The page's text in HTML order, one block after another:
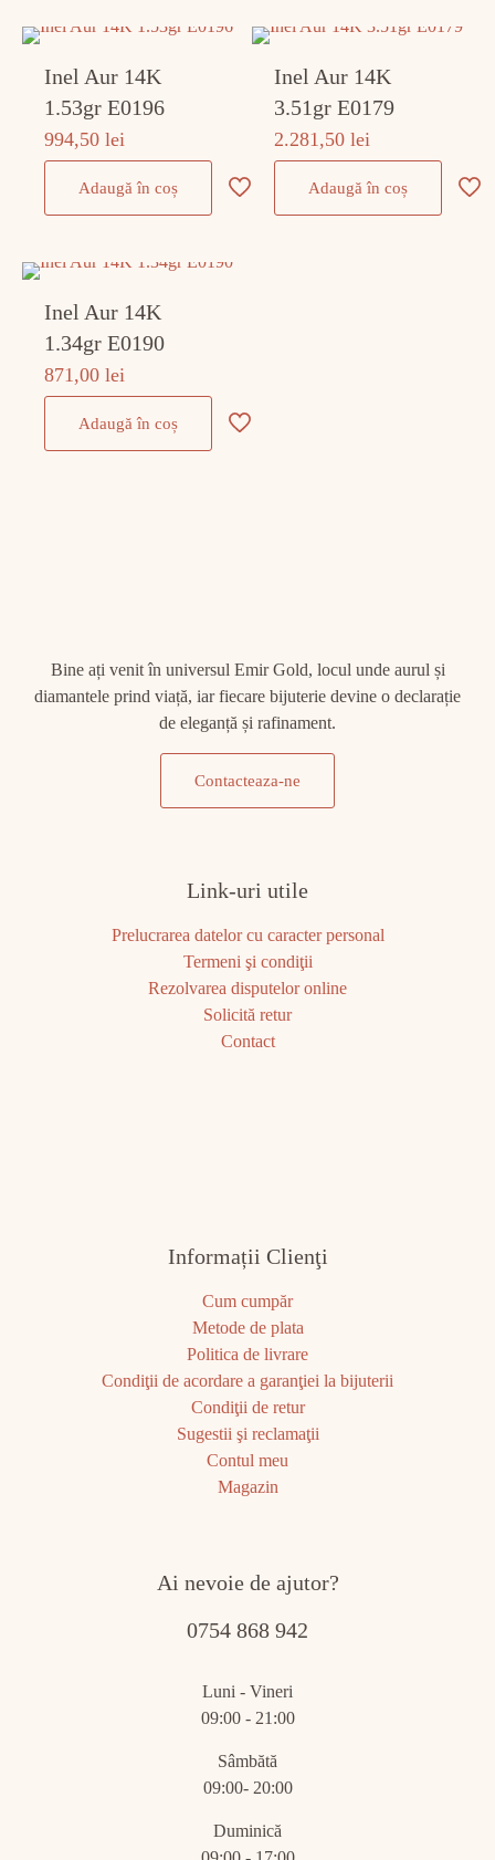
Inel Aur 14K
1.53gr E0196
994,50lei
Adaugă în coș
Inel Aur 14K
3.51gr E0179
2.281,50lei
Adaugă în coș
Inel Aur 14K
1.34gr E0190
871,00lei
Adaugă în coș
Bine ați venit în universul Emir Gold, locul unde aurul și
diamantele prind viață, iar fiecare bijuterie devine o declarație
de eleganță și rafinament.
Contacteaza-ne
Link-uri utile
Prelucrarea datelor cu caracter personal
Termeni şi condiţii
Rezolvarea disputelor online
Solicită retur
Contact
Informații Clienţi
Cum cumpăr
Metode de plata
Politica de livrare
Condiţii de acordare a garanţiei la bijuterii
Condiţii de retur
Sugestii şi reclamaţii
Contul meu
Magazin
Ai nevoie de ajutor?
0754 868 942
Luni - Vineri
09:00 - 21:00
Sâmbătă
09:00- 20:00
Duminică